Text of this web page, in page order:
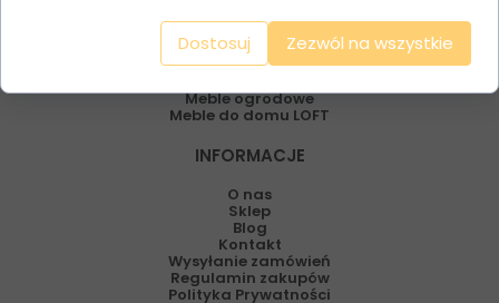
Ogrodzenia
Balustrady
Bramy
Meble ogrodowe
Meble do domu LOFT
INFORMACJE
O nas
Sklep
Blog
Kontakt
Wysyłanie zamówień
Regulamin zakupów
Polityka Prywatności
Dostosuj Zezwól na wszystkie